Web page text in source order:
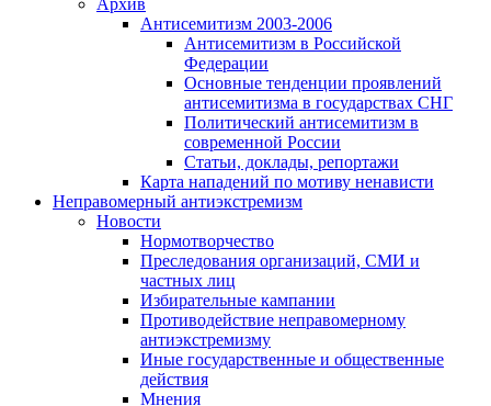
Архив
Антисемитизм 2003-2006
Антисемитизм в Российской
Федерации
Основные тенденции проявлений
антисемитизма в государствах СНГ
Политический антисемитизм в
современной России
Статьи, доклады, репортажи
Карта нападений по мотиву ненависти
Неправомерный антиэкстремизм
Новости
Нормотворчество
Преследования организаций, СМИ и
частных лиц
Избирательные кампании
Противодействие неправомерному
антиэкстремизму
Иные государственные и общественные
действия
Мнения